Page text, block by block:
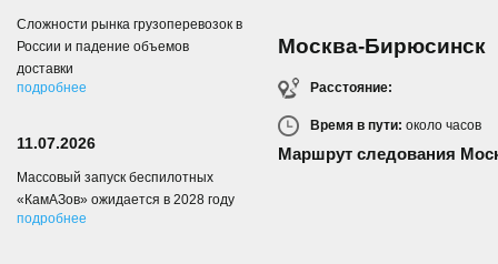
Москва-Бирюсинск
Расстояние:
Время в пути: около часов
Маршрут следования
Сложности рынка грузоперевозок в
России и падение объемов
доставки
подробнее
11.07.2026
Массовый запуск беспилотных
«КамАЗов» ожидается в 2028 году
подробнее